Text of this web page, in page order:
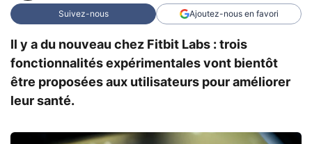
Suivez-nous Ajoutez-nous en favori
Il y a du nouveau chez Fitbit Labs : trois
fonctionnalités expérimentales vont bientôt
être proposées aux utilisateurs pour améliorer
leur santé.